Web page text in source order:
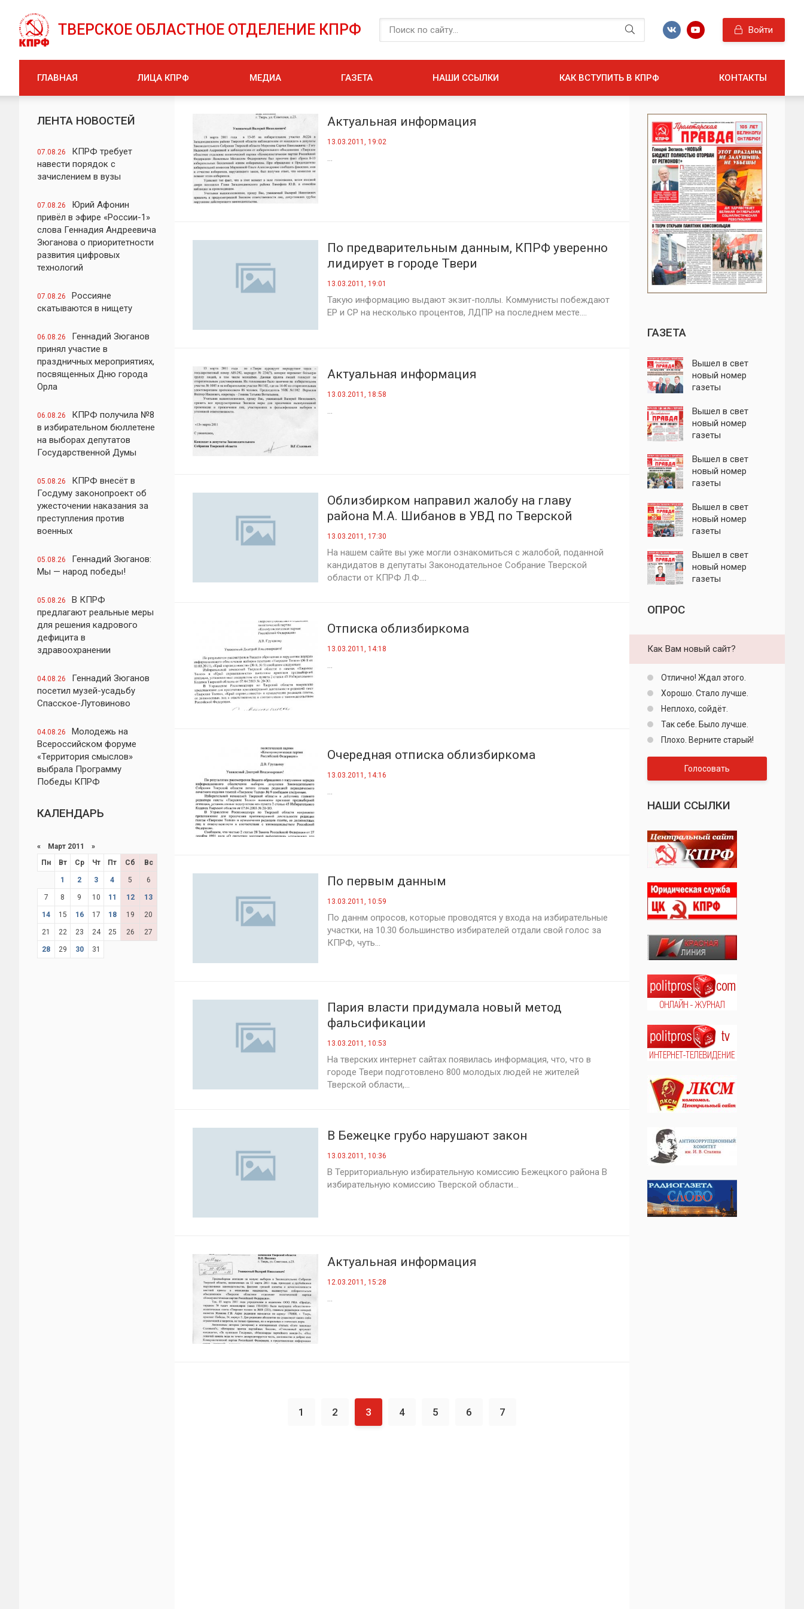
ТВЕРСКОЕ ОБЛАСТНОЕ ОТДЕЛЕНИЕ КПРФ Войти
ГЛАВНАЯ ЛИЦА КПРФ МЕДИА ГАЗЕТА НАШИ ССЫЛКИ КАК ВСТУПИТЬ В КПРФ КОНТАКТЫ
ЛЕНТА НОВОСТЕЙ
07.08.26
КПРФ требует
навести порядок с
зачислением в вузы
07.08.26
Юрий Афонин
привёл в эфире «России-1»
слова Геннадия Андреевича
Зюганова о приоритетности
развития цифровых
технологий
07.08.26
Россияне
скатываются в нищету
06.08.26
Геннадий Зюганов
принял участие в
праздничных мероприятиях,
посвященных Дню города
Орла
06.08.26
КПРФ получила №8
в избирательном бюллетене
на выборах депутатов
Государственной Думы
05.08.26
КПРФ внесёт в
Госдуму законопроект об
ужесточении наказания за
преступления против
военных
05.08.26
Геннадий Зюганов:
Мы — народ победы!
05.08.26
В КПРФ
предлагают реальные меры
для решения кадрового
дефицита в
здравоохранении
04.08.26
Геннадий Зюганов
посетил музей-усадьбу
Спасское-Лутовиново
04.08.26
Молодежь на
Всероссийском форуме
«Территория смыслов»
выбрала Программу
Победы КПРФ
КАЛЕНДАРЬ
« Март 2011 »
Пн
Вт Ср Чт Пт Сб Вс
1 2 3 4 5 6
7 8 9 10 11 12 13
14 15 16 17 18 19 20
21 22 23 24 25 26 27
28 29 30 31
Актуальная информация
13.03.2011, 19:02
...
По предварительным данным, КПРФ уверенно
лидирует в городе Твери
13.03.2011, 19:01
Такую информацию выдают экзит-поллы. Коммунисты побеждают
ЕР и СР на несколько процентов, ЛДПР на последнем месте....
Актуальная информация
13.03.2011, 18:58
...
Облизбирком направил жалобу на главу
района М.А. Шибанов в УВД по Тверской
области
13.03.2011, 17:30
На нашем сайте вы уже могли ознакомиться с жалобой, поданной
кандидатов в депутаты Законодательное Собрание Тверской
области от КПРФ Л.Ф....
Отписка облизбиркома
13.03.2011, 14:18
...
Очередная отписка облизбиркома
13.03.2011, 14:16
...
По первым данным
13.03.2011, 10:59
По даннм опросов, которые проводятся у входа на избирательные
участки, на 10.30 большинство избирателей отдали свой голос за
КПРФ, чуть...
Пария власти придумала новый метод
фальсификации
13.03.2011, 10:53
На тверских интернет сайтах появилась информация, что, что в
городе Твери подготовлено 800 молодых людей не жителей
Тверской области,...
В Бежецке грубо нарушают закон
13.03.2011, 10:36
В Территориальную избирательную комиссию Бежецкого района В
избирательную комиссию Тверской области...
Актуальная информация
12.03.2011, 15:28
...
1 2 3 4 5 6 7
ГАЗЕТА
Вышел в свет
новый номер
газеты
правда"
Вышел в свет
новый номер
газеты
правда"
Вышел в свет
новый номер
газеты
правда"
Вышел в свет
новый номер
газеты
правда"
Вышел в свет
новый номер
газеты
ОПРОС
Как Вам новый сайт?
Отлично! Ждал этого.
Хорошо. Стало лучше.
Неплохо, сойдёт.
Так себе. Было лучше.
Плохо. Верните старый!
Голосовать
НАШИ ССЫЛКИ